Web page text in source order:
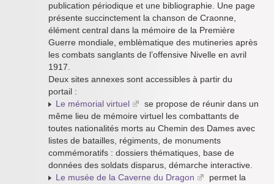
publication périodique et une bibliographie. Une page
présente succinctement la chanson de Craonne,
élément central dans la mémoire de la Première
Guerre mondiale, emblèmatique des mutineries après
les combats sanglants de l’offensive Nivelle en avril
1917.
Deux sites annexes sont accessibles à partir du
portail :
Le mémorial virtuel
se propose de réunir dans un
même lieu de mémoire virtuel les combattants de
toutes nationalités morts au Chemin des Dames avec
listes de batailles, régiments, de monuments
commémoratifs : dossiers thématiques, base de
données des soldats disparus, démarche interactive.
Le musée de la Caverne du Dragon
permet la